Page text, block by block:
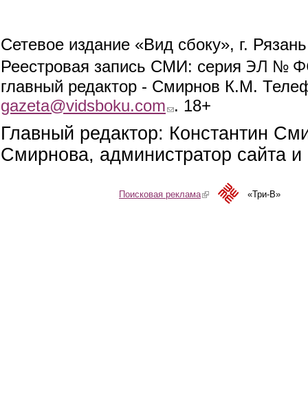
Сетевое издание «Вид сбоку», г.
Реестровая запись СМИ: серия ЭЛ №
главный редактор - Смирнов К.М.
gazeta@vidsboku.com (link sends e-mail)
. 18+
Главный редактор: Константин
Смирнова, администратор сайта
Поисковая реклама(link is external)«Три-В»